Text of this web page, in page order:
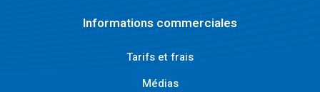
Informations commerciales
Tarifs et frais
Médias